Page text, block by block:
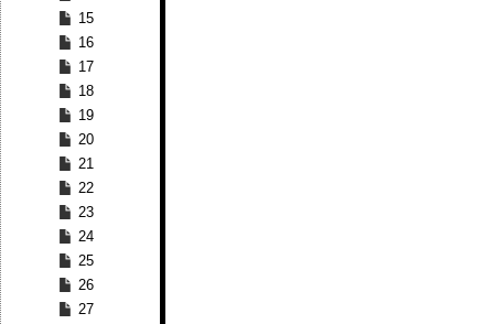
15
16
17
18
19
20
21
22
23
24
25
26
27